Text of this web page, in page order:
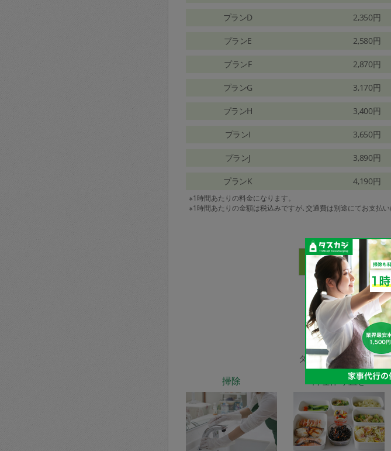
プランD 2,350円
プランE 2,580円
プランF 2,870円
プランG 3,170円
プランH 3,400円
プランI 3,650円
プランJ 3,890円
プランK 4,190円
※1時間あたりの料金になります。
※1時間あたりの金額は税込みですが､交通費は別途にてお支払い
家事代行
タスカジで依頼できるサ
掃除 料理作り置き